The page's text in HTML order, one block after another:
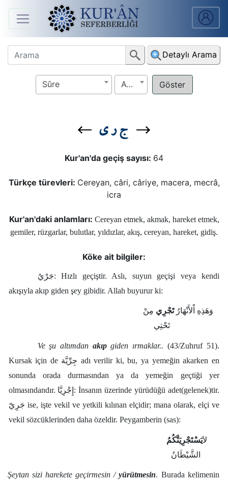
Anasayfa
Sûreler
Arapça
Kökler
Detaylı Arama
Sûre Ayet
ج ر ي
Kur'an'da geçiş sayısı: 64
Türkçe türevleri: Cereyan, câri, câriye, macera, mecrâ,
icra
Kur'an'daki anlamları: Cereyan etmek, akmak, hareket etmek,
gemiler, rüzgarlar, bulutlar, yıldızlar, akış, cereyan, hareket, gidiş.
Köke ait bilgiler:
جَرْيُ: Hızlı geçiştir. Aslı, suyun geçişi veya kendi
akışıyla akıp giden şey gibidir. Allah buyurur ki:
وَهَذِهِ اْلأَنْهَارُتَجْرِي مِنْ
تَحْتِي
Ve şu altımdan akıpgiden ırmaklar.. (43/Zuhruf 51).
Kursak için de جِرِّيَّة adı verilir ki, bu, ya yemeğin akarken en
sonunda orada durmasından ya da yemeğin geçtiği yer
olmasındandır. إِجْرِيَّا: İnsanın üzerinde yürüdüğü adet(gelenek)tir.
جَرِيّ ise, işte vekil ve yetkili kılınan elçidir; mana olarak, elçi ve
vekil sözcüklerinden daha özeldir. Peygamberin (sas):
لاَيَسْتَجْرِيَنَّكُمُ
Şeytan sizi harekete geçirmesin /yürütmesin. Burada kelimenin